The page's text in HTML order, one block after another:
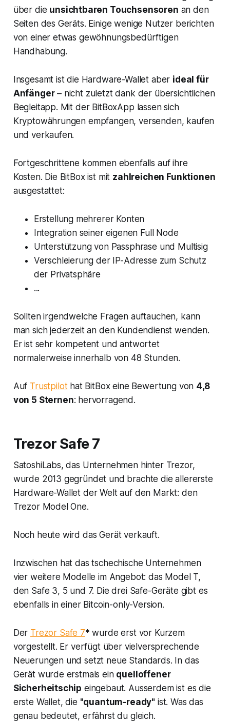
über die unsichtbaren Touchsensoren an den
Seiten des Geräts. Einige wenige Nutzer berichten
von einer etwas gewöhnungsbedürftigen
Handhabung.
Insgesamt ist die Hardware-Wallet aber ideal für
Anfänger– nicht zuletzt dank der übersichtlichen
Begleitapp. Mit der BitBoxApp lassen sich
Kryptowährungen empfangen, versenden, kaufen
und verkaufen.
Fortgeschrittene kommen ebenfalls auf ihre
Kosten. Die BitBox ist mit zahlreichen Funktionen
ausgestattet:
Erstellung mehrerer Konten
Integration seiner eigenen Full Node
Unterstützung von Passphrase und Multisig
Verschleierung der IP-Adresse zum Schutz
der Privatsphäre
...
Sollten irgendwelche Fragen auftauchen, kann
man sich jederzeit an den Kundendienst wenden.
Er ist sehr kompetent und antwortet
normalerweise innerhalb von 48 Stunden.
Auf Trustpilothat BitBox eine Bewertung von 4,8
von 5 Sternen: hervorragend.
Trezor Safe 7
SatoshiLabs, das Unternehmen hinter Trezor,
wurde 2013 gegründet und brachte die allererste
Hardware-Wallet der Welt auf den Markt: den
Trezor Model One.
Noch heute wird das Gerät verkauft.
Inzwischen hat das tschechische Unternehmen
vier weitere Modelle im Angebot: das Model T,
den Safe 3, 5 und 7. Die drei Safe-Geräte gibt es
ebenfalls in einer Bitcoin-only-Version.
Der Trezor Safe 7* wurde erst vor Kurzem
vorgestellt. Er verfügt über vielversprechende
Neuerungen und setzt neue Standards. In das
Gerät wurde erstmals ein quelloffener
Sicherheitschip eingebaut. Ausserdem ist es die
erste Wallet, die "quantum-ready" ist. Was das
genau bedeutet, erfährst du gleich.